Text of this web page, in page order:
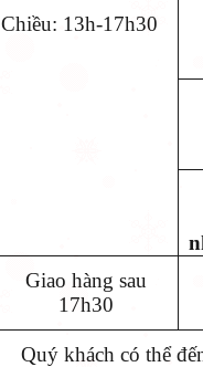
Chiều: 13h-17h30
Giao hàng sau
17h30
Quý khách có thể